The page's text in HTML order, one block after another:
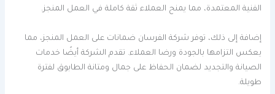
الفنية المعتمدة، مما يمنح العملاء ثقة كاملة في العمل المنجز.
إضافة إلى ذلك، توفر شركة الفرسان ضمانات على العمل المنجز، مما
يعكس التزامها بالجودة ورضا العملاء. تقدم الشركة أيضًا خدمات
الصيانة والتجديد لضمان الحفاظ على جمال ومتانة الطابوق لفترة
طويلة.